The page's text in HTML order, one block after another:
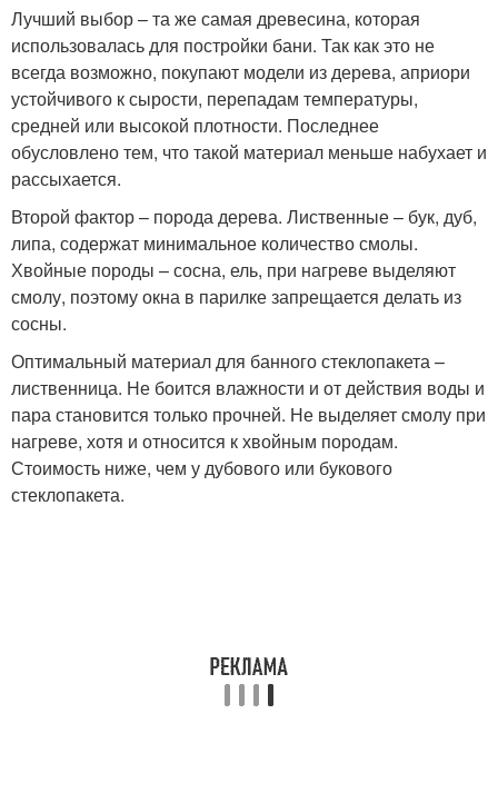
Лучший выбор – та же самая древесина, которая
использовалась для постройки бани. Так как это не
всегда возможно, покупают модели из дерева, априори
устойчивого к сырости, перепадам температуры,
средней или высокой плотности. Последнее
обусловлено тем, что такой материал меньше набухает и
рассыхается.
Второй фактор – порода дерева. Лиственные – бук, дуб,
липа, содержат минимальное количество смолы.
Хвойные породы – сосна, ель, при нагреве выделяют
смолу, поэтому окна в парилке запрещается делать из
сосны.
Оптимальный материал для банного стеклопакета –
лиственница. Не боится влажности и от действия воды и
пара становится только прочней. Не выделяет смолу при
нагреве, хотя и относится к хвойным породам.
Стоимость ниже, чем у дубового или букового
стеклопакета.